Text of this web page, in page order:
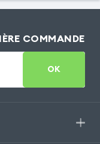
COMMANDE
OK